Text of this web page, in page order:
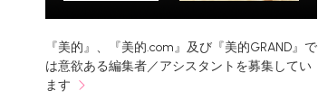
『美的』、『美的.com』及び『美的GRAND』で
は意欲ある編集者／アシスタントを募集してい
ます